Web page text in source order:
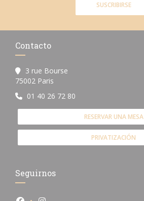
SUSCRIBIRSE
Contacto
3 rue Bourse
75002 Paris
01 40 26 72 80
RESERVAR UNA MESA
PRIVATIZACIÓN
Seguirnos